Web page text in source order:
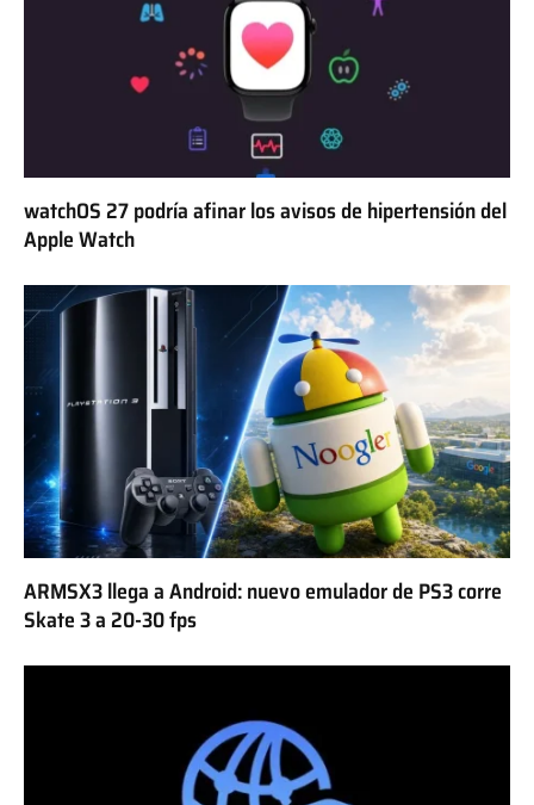
watchOS 27 podría afinar los avisos de hipertensión del
Apple Watch
ARMSX3 llega a Android: nuevo emulador de PS3 corre
Skate 3 a 20-30 fps